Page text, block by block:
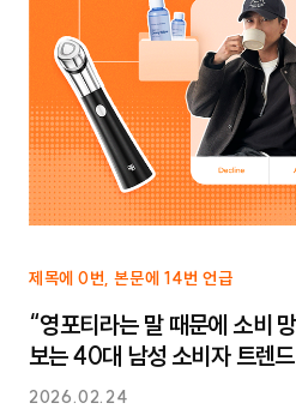
제목에 0번, 본문에 14번 언급
“영포티라는 말 때문에 소비
보는 40대 남성 소비자 트렌드
2026.02.24